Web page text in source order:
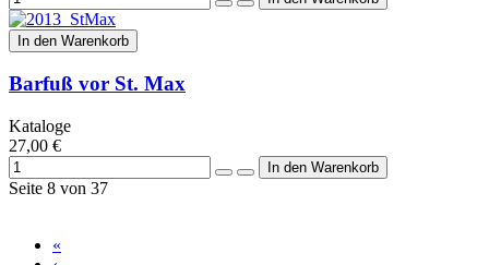
In den Warenkorb
Barfuß vor St. Max
Kataloge
27,00 €
Seite 8 von 37
«